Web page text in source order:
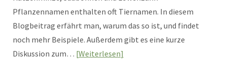
Pflanzennamen enthalten oft Tiernamen. In diesem
Blogbeitrag erfährt man, warum das so ist, und findet
noch mehr Beispiele. Außerdem gibt es eine kurze
Diskussion zum… Weiterlesen